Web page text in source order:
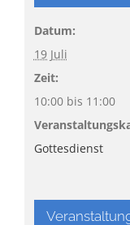
Datum:
19 Juli
Zeit:
10:00 bis 11:00
Gottesdienst